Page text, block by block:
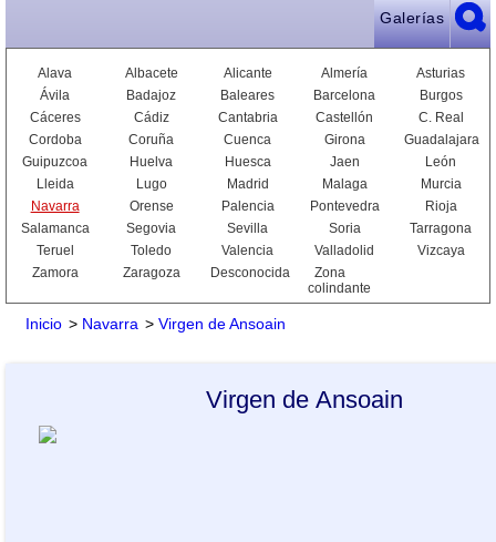
Galerías
Alava Albacete Alicante Almería
Asturias
Ávila
Badajoz Baleares Barcelona
Burgos
Cáceres
Cádiz Cantabria Castellón
C. Real
Cordoba
Coruña Cuenca Girona
Guadalajara
Guipuzcoa
Huelva Huesca Jaen
León
Lleida
Lugo Madrid Malaga
Murcia
Navarra
Orense Palencia Pontevedra
Rioja
Salamanca
Segovia Sevilla Soria
Tarragona
Teruel
Toledo Valencia Valladolid
Vizcaya
Zamora
Zaragoza Desconocida
Zona
colindante
Inicio > Navarra > Virgen de Ansoain
Virgen de Ansoain